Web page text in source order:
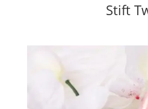
Stift